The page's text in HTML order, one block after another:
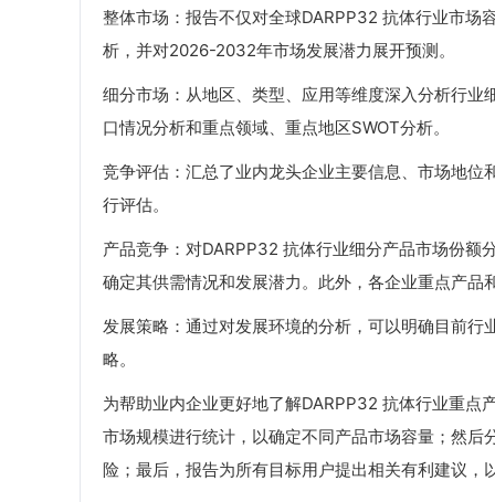
整体市场：报告不仅对全球DARPP32 抗体行业市
析，并对2026-2032年市场发展潜力展开预测。
细分市场：从地区、类型、应用等维度深入分析行
口情况分析和重点领域、重点地区SWOT分析。
竞争评估：汇总了业内龙头企业主要信息、市场地
行评估。
产品竞争：对DARPP32 抗体行业细分产品市场份额
确定其供需情况和发展潜力。此外，各企业重点产品
发展策略：通过对发展环境的分析，可以明确目前
略。
为帮助业内企业更好地了解DARPP32 抗体行业重点
市场规模进行统计，以确定不同产品市场容量；然
险；最后，报告为所有目标用户提出相关有利建议